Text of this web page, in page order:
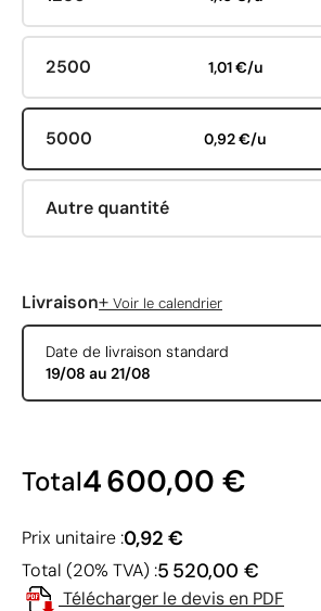
2500 1,01 €/u
5000 0,92 €/u
Autre quantité
Livraison+ Voir le calendrier
Date de livraison standard
19/08 au 21/08
Total4 600,00 €
Prix unitaire :0,92 €
Total (20% TVA) :5 520,00 €
Télécharger le devis en PDF